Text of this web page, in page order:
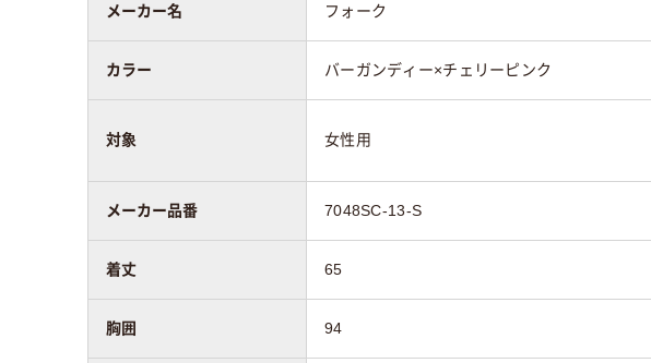
メーカー名 フォーク
カラー バーガンディー×チェリーピンク
対象 女性用
メーカー品番 7048SC-13-S
着丈 65
胸囲 94